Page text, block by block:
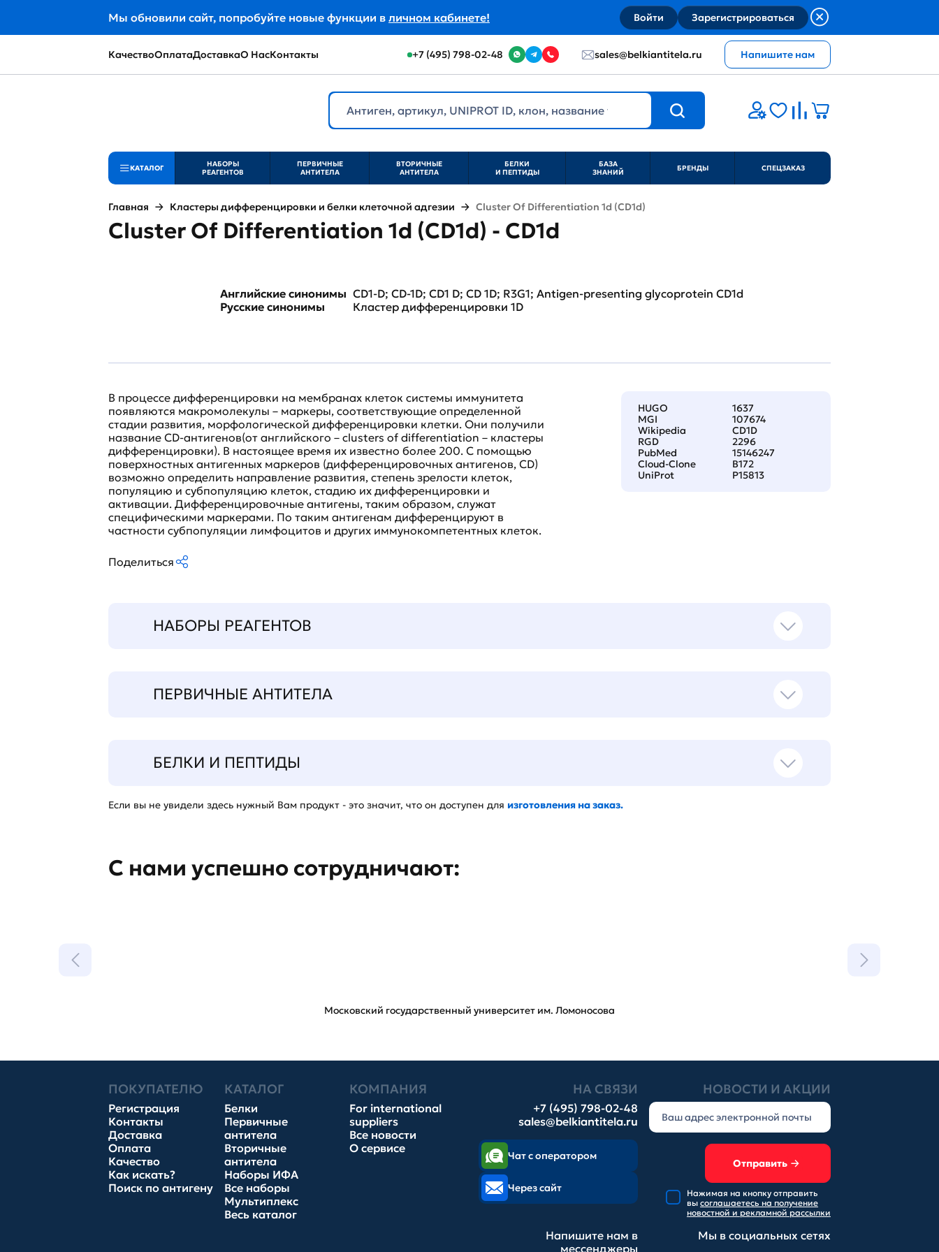
Мы обновили сайт, попробуйте новые функции в личном кабинете! Войти Зарегистрироваться
КачествоОплатаДоставкаО НасКонтакты +7 (495) 798-02-48 sales@belkiantitela.ru Напишите нам
КАТАЛОГ
НАБОРЫ
РЕАГЕНТОВ
ПЕРВИЧНЫЕ
АНТИТЕЛА
ВТОРИЧНЫЕ
АНТИТЕЛА
БЕЛКИ
И ПЕПТИДЫ
БАЗА
ЗНАНИЙ
БРЕНДЫ СПЕЦЗАКАЗ
Главная Кластеры дифференцировки и белки клеточной адгезии Cluster Of Differentiation 1d (CD1d)
Cluster Of Differentiation 1d (CD1d) - CD1d
Английские синонимы CD1-D; CD-1D; CD1 D; CD 1D; R3G1; Antigen-presenting glycoprotein CD1d
Русские синонимы
Кластер дифференцировки 1D
HUGO
1637
MGI
107674
Wikipedia
CD1D
RGD
2296
PubMed
15146247
Cloud-Clone
B172
UniProt
P15813
В процессе дифференцировки на мембранах клеток системы иммунитета
появляются макромолекулы – маркеры, соответствующие определенной
стадии развития, морфологической дифференцировки клетки. Они получили
название CD-антигенов(от английского – clusters of differentiation – кластеры
дифференцировки). В настоящее время их известно более 200. С помощью
поверхностных антигенных маркеров (дифференцировочных антигенов, CD)
возможно определить направление развития, степень зрелости клеток,
популяцию и субпопуляцию клеток, стадию их дифференцировки и
активации. Дифференцировочные антигены, таким образом, служат
специфическими маркерами. По таким антигенам дифференцируют в
частности субпопуляции лимфоцитов и других иммунокомпетентных клеток.
Поделиться
НАБОРЫ РЕАГЕНТОВ
ПЕРВИЧНЫЕ АНТИТЕЛА
БЕЛКИ И ПЕПТИДЫ
Если вы не увидели здесь нужный Вам продукт - это значит, что он доступен для изготовления на заказ.
С нами успешно сотрудничают:
Московский государственный университет им. Ломоносова
ПОКУПАТЕЛЮ
Регистрация
Контакты
Доставка
Оплата
Качество
Как искать?
Поиск по антигену
КАТАЛОГ
Белки
Первичные
антитела
Вторичные
антитела
Наборы ИФА
Все наборы
Мультиплекс
Весь каталог
КОМПАНИЯ
For international
suppliers
Все новости
О сервисе
НА СВЯЗИ
+7 (495) 798-02-48
sales@belkiantitela.ru
НОВОСТИ И АКЦИИ
Отправить
Нажимая на кнопку отправить
вы соглашаетесь на получение
новостной и рекламной рассылки
Чат с оператором
Через сайт
Напишите нам в
мессенджеры
Мы в социальных сетях